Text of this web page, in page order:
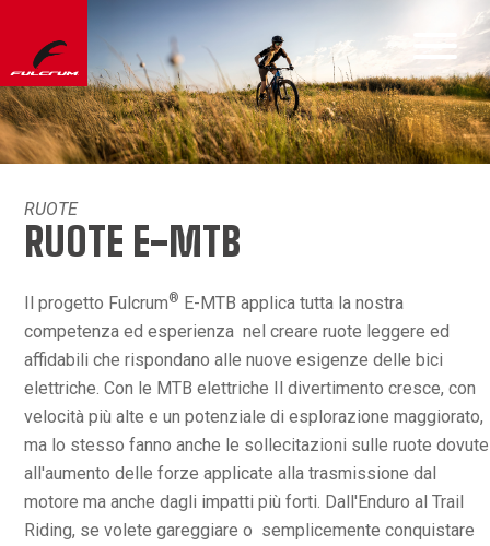
RUOTE
RUOTE E-MTB
Il progetto Fulcrum® E-MTB applica tutta la nostra
competenza ed esperienza nel creare ruote leggere ed
affidabili che rispondano alle nuove esigenze delle bici
elettriche. Con le MTB elettriche Il divertimento cresce, con
velocità più alte e un potenziale di esplorazione maggiorato,
ma lo stesso fanno anche le sollecitazioni sulle ruote dovute
all'aumento delle forze applicate alla trasmissione dal
motore ma anche dagli impatti più forti. Dall'Enduro al Trail
Riding, se volete gareggiare o semplicemente conquistare